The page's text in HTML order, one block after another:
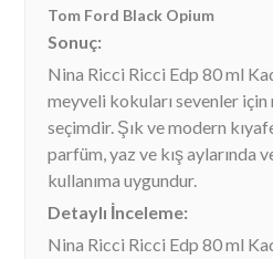
Tom Ford Black Opium
Sonuç:
Nina Ricci Ricci Edp 80 ml
meyveli kokuları sevenler
seçimdir. Şık ve modern
parfüm, yaz ve kış aylarında
kullanıma uygundur.
Detaylı İnceleme:
Nina Ricci Ricci Edp 80 ml